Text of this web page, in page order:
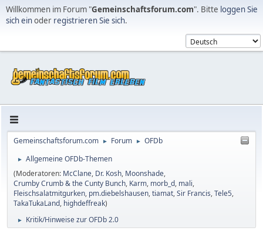
Willkommen im Forum "Gemeinschaftsforum.com". Bitte loggen Sie
sich einoder registrieren Sie sich.
Gemeinschaftsforum.com ► Forum ► OFDb
►
Allgemeine OFDb-Themen
(Moderatoren: McClane, Dr. Kosh, Moonshade,
Crumby Crumb & the Cunty Bunch, Karm, morb_d, mali,
Fleischsalatmitgurken, pm.diebelshausen,tiamat,Sir Francis,Tele5,
TakaTukaLand, highdeffreak)
► Kritik/Hinweise zur OFDb 2.0